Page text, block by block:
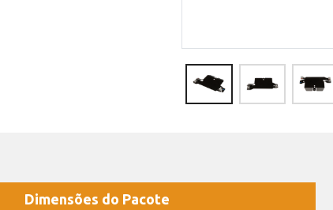
Dimensões do Pacote